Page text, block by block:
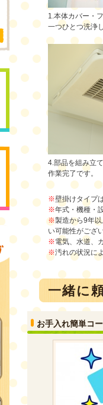
1.本体カバー・
一つひとつ洗浄
4.部品を組み立
作業完了です。
※壁掛けタイプ
※年式・機種・
※製造から9年
い可能性がござ
※電気、水道、
※汚れの状況に
一緒に
お手入れ簡単コ